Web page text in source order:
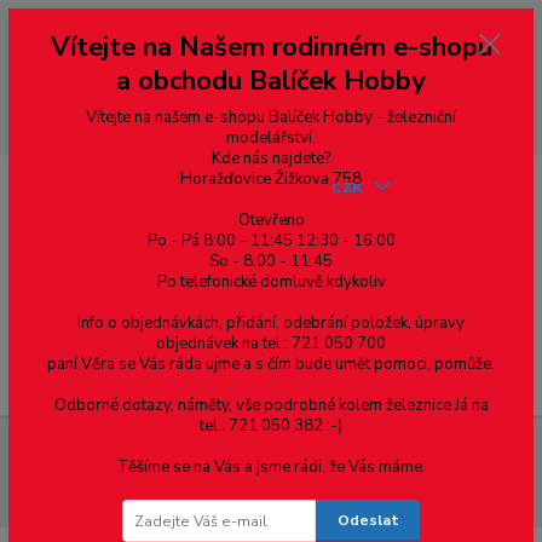
--- pro zákazníky ze Slovenska a jiných zemí, pokud chcete platit v eurech
přepněte si e-shop na euro 💶 pro přepočet měny - pravý horní roh ---
dobírky – pokud si z nějakého důvodu zásilku nevyzvednete, bude po
domluvě zaslána znovu s opětovnou platbou za poštovné, v opačném
případě bude zrušena a účet přidán na blacklist a rušeny následující
objednávky.
Menu
CZK
nízké s nekovovou vložkou
DIN 985, matice pojistná nízká s
nekovovou vložkou, ocel /8/, zinek bílý, M2.5
Vítejte na Našem rodinném e-shopu
a obchodu Balíček Hobby
Vítejte na našem e-shopu Balíček Hobby - železniční
modelářství.
Kde nás najdete?
Horažďovice Žižkova 758
Otevřeno
Po - Pá 8:00 - 11:45 12:30 - 16:00
So - 8:00 - 11:45
Po telefonické domluvě kdykoliv
Info o objednávkách, přidání, odebrání položek, úpravy
objednávek na tel.: 721 050 700
paní Věra se Vás ráda ujme a s čím bude umět pomoci, pomůže.
Odborné dotazy, náměty, vše podrobné kolem železnice Já na
tel.: 721 050 382 :-)
Těšíme se na Vás a jsme rádi, že Vás máme.
Odeslat